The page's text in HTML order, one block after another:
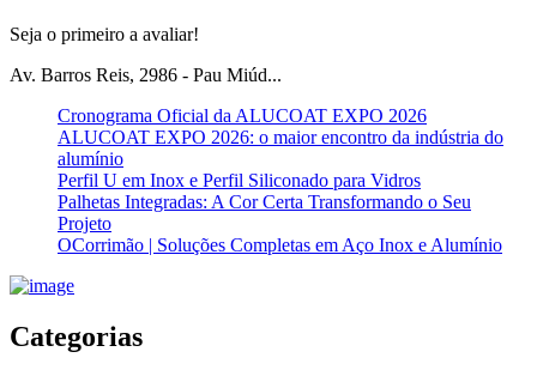
Seja o primeiro a avaliar!
Av. Barros Reis, 2986 - Pau Miúd...
Cronograma Oficial da ALUCOAT EXPO 2026
ALUCOAT EXPO 2026: o maior encontro da indústria do
alumínio
Perfil U em Inox e Perfil Siliconado para Vidros
Palhetas Integradas: A Cor Certa Transformando o Seu
Projeto
OCorrimão | Soluções Completas em Aço Inox e Alumínio
Categorias